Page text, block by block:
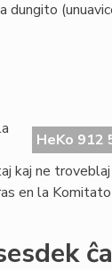
dungito
HeKo 912
kaj ne troveblaj
en la Komitato